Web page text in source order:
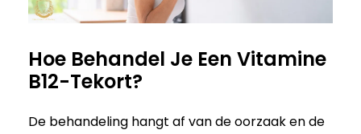
Hoe Behandel Je Een Vitamine
B12-Tekort?
De behandeling hangt af van de oorzaak en de